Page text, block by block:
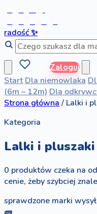
radość✨
Zaloguj
Start Dla niemowlaka
(6m – 12m) Dla
Strona główna / Lalki i
Kategoria
Lalki i pluszaki
0 produktów czeka na
cenie, żeby szybciej
sprawdzone marki
🧱